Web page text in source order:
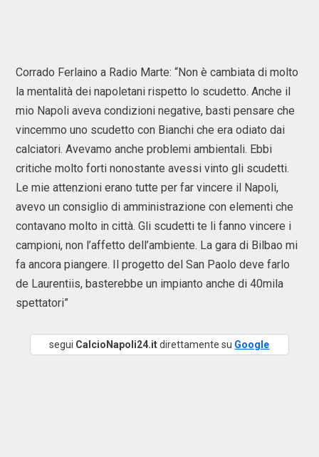
Corrado Ferlaino a Radio Marte: “Non è cambiata di molto
la mentalità dei napoletani rispetto lo scudetto. Anche il
mio Napoli aveva condizioni negative, basti pensare che
vincemmo uno scudetto con Bianchi che era odiato dai
calciatori. Avevamo anche problemi ambientali. Ebbi
critiche molto forti nonostante avessi vinto gli scudetti.
Le mie attenzioni erano tutte per far vincere il Napoli,
avevo un consiglio di amministrazione con elementi che
contavano molto in città. Gli scudetti te li fanno vincere i
campioni, non l’affetto dell’ambiente. La gara di Bilbao mi
fa ancora piangere. Il progetto del San Paolo deve farlo
de Laurentiis, basterebbe un impianto anche di 40mila
spettatori”
segui CalcioNapoli24.itdirettamente su Google